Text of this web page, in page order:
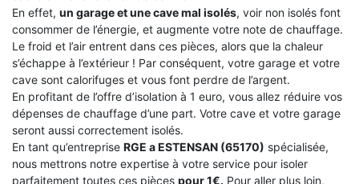
En effet, un garage et une cave mal isolés, voir non isolés font
consommer de l’énergie, et augmente votre note de chauffage.
Le froid et l’air entrent dans ces pièces, alors que la chaleur
s’échappe à l’extérieur ! Par conséquent, votre garage et votre
cave sont calorifuges et vous font perdre de l’argent.
En profitant de l’offre d’isolation à 1 euro, vous allez réduire vos
dépenses de chauffage d’une part. Votre cave et votre garage
seront aussi correctement isolés.
En tant qu’entreprise RGE a ESTENSAN (65170) spécialisée,
nous mettrons notre expertise à votre service pour isoler
parfaitement toutes ces pièces pour 1€. Pour aller plus loin,